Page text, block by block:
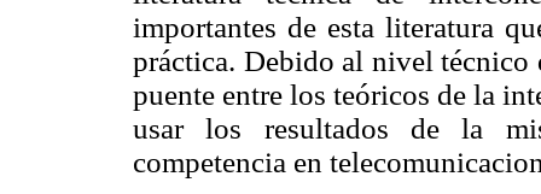
importantes de esta literatura
práctica. Debido al nivel técnico
puente entre los teóricos de la
usar los resultados de la
competencia en